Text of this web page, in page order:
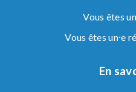
Vous êtes
Vous êtes un⸱e
En